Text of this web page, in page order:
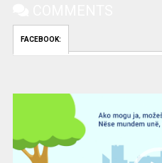
FACEBOOK: